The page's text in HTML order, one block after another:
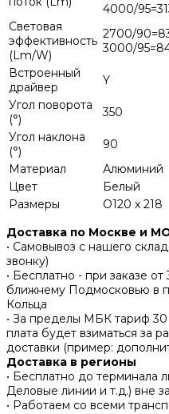
4000/
Световая
эффективность
(Lm/W)
2700/
3000/
Встроенный
драйвер
Y
Угол поворота
(°)
350
Угол наклона
(°)
90
Материал
Алюминий
Цвет
Белый
Размеры
O120 x 218
Доставка по Москве и
• Самовывоз с нашего
звонку)
• Бесплатно - при заказе
ближнему Подмосковью в
Кольца
• За пределы МБК тариф
плата будет взиматься за
доставки (пример:
Доставка в регионы
• Бесплатно до терминала
Деловые линии и т.д.) вне
• Работаем со всеми